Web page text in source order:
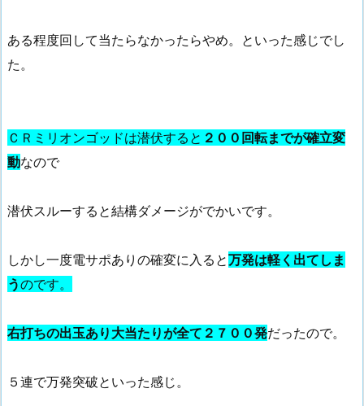
ある程度回して当たらなかったらやめ。といった感じでし
た。
ＣＲミリオンゴッドは潜伏すると ２００回転までが確立変
動なので
潜伏スルーすると結構ダメージがでかいです。
しかし一度電サポありの確変に入ると万発は軽く出てしま
うのです。
右打ちの出玉あり大当たりが全て２７００発だったので。
５連で万発突破といった感じ。